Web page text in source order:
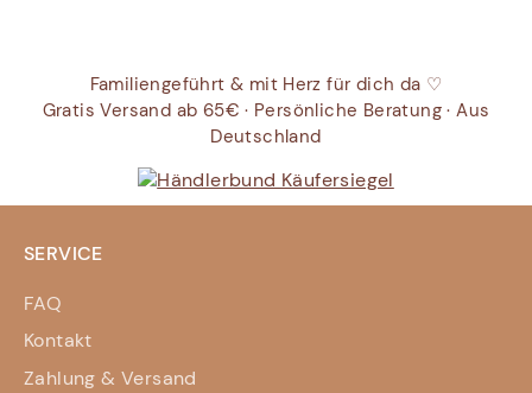
Familiengeführt & mit Herz für dich da ♡
Gratis Versand ab 65€ · Persönliche Beratung · Aus
Deutschland
SERVICE
FAQ
Kontakt
Zahlung & Versand